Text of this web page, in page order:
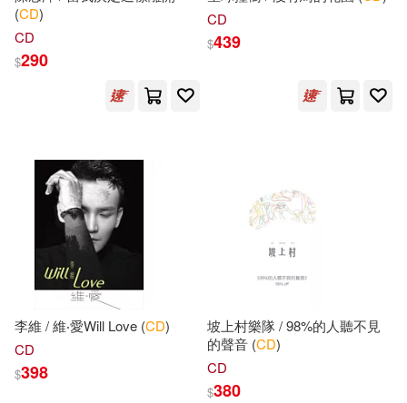
歐亞美(51)
Aebersold(50)
甘薇(47)
グラフィス(45)
本書編委會編(44)
《意林·作文素材》編輯部(42)
上海外語教育出版社(338)
中國紡織出版社(335)
中國水利水電出版社(333)
人民日報出版社(326)
風潮音樂(325)
(CD)
CD
$290
CD
$439
李維 / 維‧愛Will Love (CD)
CD
$398
坡上村樂隊 / 98%的人聽不見
的聲音 (CD)
CD
$380